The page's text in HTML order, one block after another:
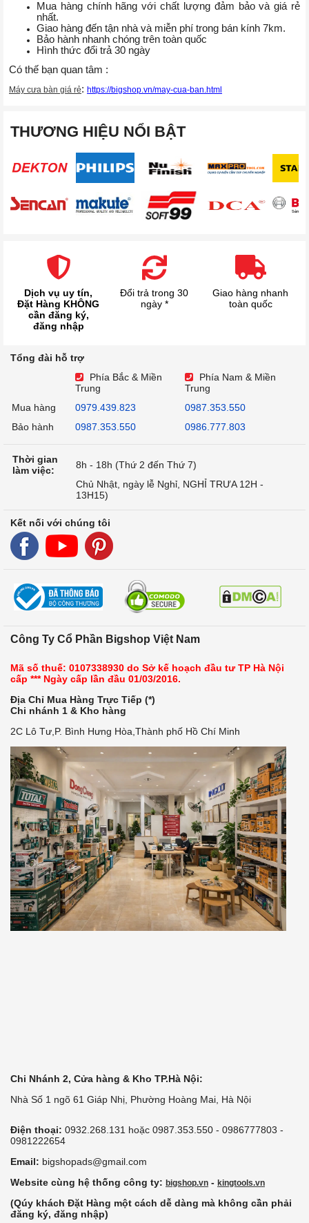
Mua hàng chính hãng với chất lượng đảm bảo và giá rẻ
nhất.
Giao hàng đến tận nhà và miễn phí trong bán kính 7km.
Bảo hành nhanh chóng trên toàn quốc
Hình thức đổi trả 30 ngày
Có thế bạn quan tâm :
Máy cưa bàn giá rẻ: https://bigshop.vn/may-cua-ban.html
THƯƠNG HIỆU NỔI BẬT
Dịch vụ uy tín,
Đặt Hàng KHÔNG
cần đăng ký,
đăng nhập
Đổi trả trong 30
ngày *
Giao hàng nhanh
toàn quốc
Tổng đài hỗ trợ
Phía Bắc & Miền
Trung
Phía Nam & Miền
Trung
Mua hàng
0979.439.823
0987.353.550
Bảo hành
0987.353.550 0986.777.803
Thời gian
làm việc:
8h - 18h (Thứ 2 đến Thứ 7)
Chủ Nhật, ngày lễ Nghỉ, NGHỈ TRƯA 12H -
13H15)
Kết nối với chúng tôi
Công Ty Cổ Phần Bigshop Việt Nam
Mã số thuế: 0107338930 do Sở kế hoạch đầu tư TP Hà Nội
cấp *** Ngày cấp lần đầu 01/03/2016.
Địa Chỉ Mua Hàng Trực Tiếp (*)
Chi nhánh 1 & Kho hàng
2C Lô Tư,P. Bình Hưng Hòa,Thành phố Hồ Chí Minh
Chi Nhánh 2, Cửa hàng & Kho TP.Hà Nội:
Nhà Số 1 ngõ 61 Giáp Nhị, Phường Hoàng Mai, Hà Nội
Điện thoại: 0932.268.131 hoặc 0987.353.550 - 0986777803 -
0981222654
Email: bigshopads@gmail.com
Website cùng hệ thống công ty: bigshop.vn - kingtools.vn
(Qúy khách Đặt Hàng một cách dễ dàng mà không cần phải
đăng ký, đăng nhập)